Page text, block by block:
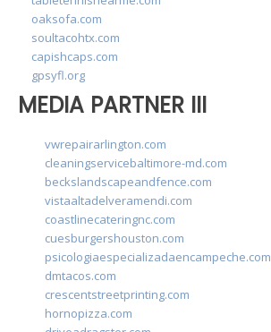
oaksofa.com
soultacohtx.com
capishcaps.com
gpsyfl.org
MEDIA PARTNER III
vwrepairarlington.com
cleaningservicebaltimore-md.com
beckslandscapeandfence.com
vistaaltadelveramendi.com
coastlinecateringnc.com
cuesburgershouston.com
psicologiaespecializadaencampeche.com
dmtacos.com
crescentstreetprinting.com
hornopizza.com